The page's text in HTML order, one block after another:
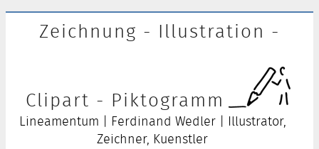
Zeichnung - Illustration -
Clipart - Piktogramm
Lineamentum | Ferdinand Wedler | Illustrator,
Zeichner, Kuenstler